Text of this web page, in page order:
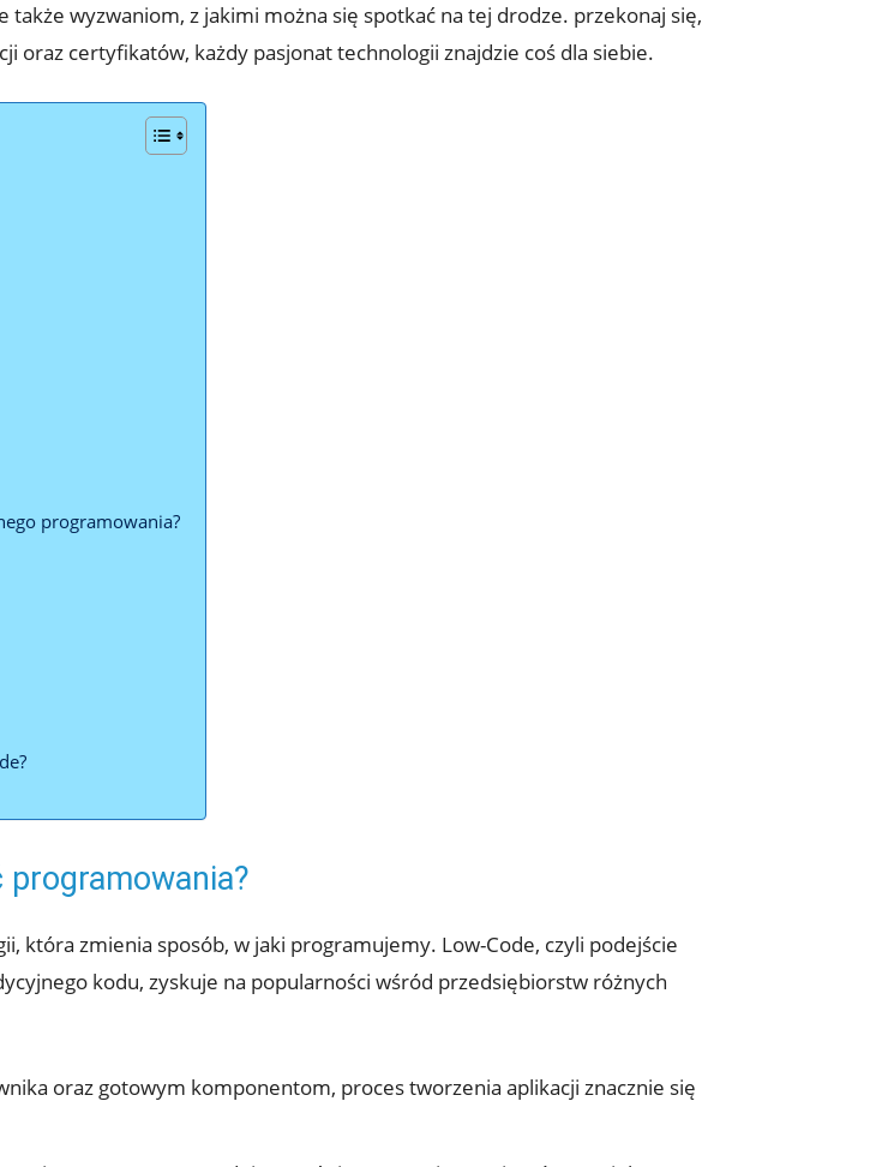
wyzwaniom, z jakimi można się spotkać na tej drodze. przekonaj się,
oraz certyfikatów, każdy pasjonat technologii znajdzie coś dla siebie.
programowania?
programowania?
która zmienia sposób, w jaki programujemy. Low-Code, czyli podejście
kodu, zyskuje na popularności wśród przedsiębiorstw różnych
oraz gotowym komponentom, proces tworzenia aplikacji znacznie się